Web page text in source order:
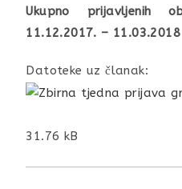
Ukupno prijavljenih
11.12.2017. –
Datoteke uz članak:
31.76 kB